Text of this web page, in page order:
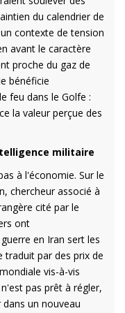
du calendrier de
contexte de tension
avant le caractère
proche du gaz de
bénéficie
feu dans le Golfe :
la valeur perçue des
militaire
à l'économie. Sur le
chercheur associé à
cité par le
ont
en Iran sert les
traduit par des prix de
vis-à-vis
pas prêt à régler,
un nouveau